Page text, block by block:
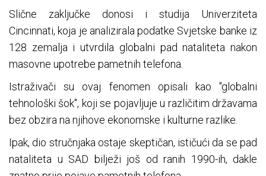
Slične zaključke donosi i studija Univerziteta
Cincinnati, koja je analizirala podatke Svjetske banke iz
128 zemalja i utvrdila globalni pad nataliteta nakon
masovne upotrebe pametnih telefona.
Istraživači su ovaj fenomen opisali kao "globalni
tehnološki šok", koji se pojavljuje u različitim državama
bez obzira na njihove ekonomske i kulturne razlike.
Ipak, dio stručnjaka ostaje skeptičan, ističući da se pad
nataliteta u SAD bilježi još od ranih 1990-ih, dakle